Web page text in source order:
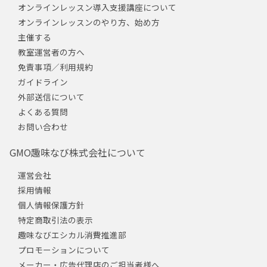
オンラインレッスン導入支援講座について
オンラインレッスンのやり方、始め方
主催する
教室運営者の方へ
免責事項／利用規約
ガイドライン
外部送信について
よくある質問
お問い合わせ
GMO趣味なび株式会社について
運営会社
採用情報
個人情報保護方針
特定商取引法の表示
趣味なびエシカル消費推進部
プロモーションについて
メーカー・広告代理店のご担当者様へ